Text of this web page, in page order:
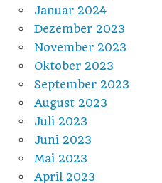
Januar 2024
Dezember 2023
November 2023
Oktober 2023
September 2023
August 2023
Juli 2023
Juni 2023
Mai 2023
April 2023